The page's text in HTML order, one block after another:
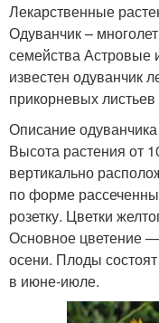
Лекарственные
Одуванчик –
семейства
известен одуванчик
прикорневых
Описание одуванчика
Высота растения от
вертикально
по форме
розетку. Цветки
Основное цветение
осени. Плоды
в июне-июле.